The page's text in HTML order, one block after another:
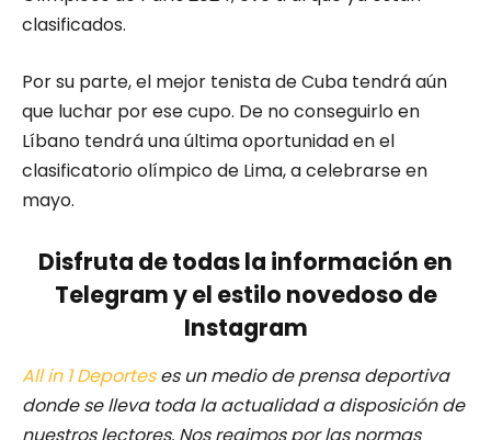
clasificados.
Por su parte, el mejor tenista de Cuba tendrá aún
que luchar por ese cupo. De no conseguirlo en
Líbano tendrá una última oportunidad en el
clasificatorio olímpico de Lima, a celebrarse en
mayo.
Disfruta de todas la información en
Telegram y el estilo novedoso de
Instagram
All in 1 Deporteses un medio de prensa deportiva
donde se lleva toda la actualidad a disposición de